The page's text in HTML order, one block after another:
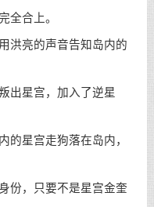
全合上。
洪亮的声音告知岛内的
出星宫，加入了逆星
的星宫走狗落在岛内，
份，只要不是星宫金奎